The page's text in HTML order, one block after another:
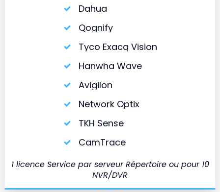
Dahua
Qognify
Tyco Exacq Vision
Hanwha Wave
Avigilon
Network Optix
TKH Sense
CamTrace
1 licence Service par serveur Répertoire ou pour 10
NVR/DVR